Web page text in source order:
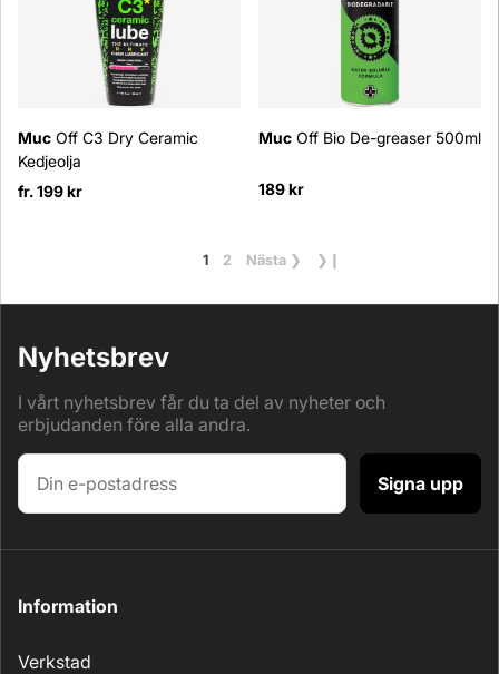
Muc Off C3 Dry Ceramic
Kedjeolja
fr. 199 kr
Muc Off Bio De-greaser 500ml
189 kr
1 2 Nästa ❯ ❯❙
Nyhetsbrev
I vårt nyhetsbrev får du ta del av nyheter och
erbjudanden före alla andra.
Signa upp
Information
Verkstad